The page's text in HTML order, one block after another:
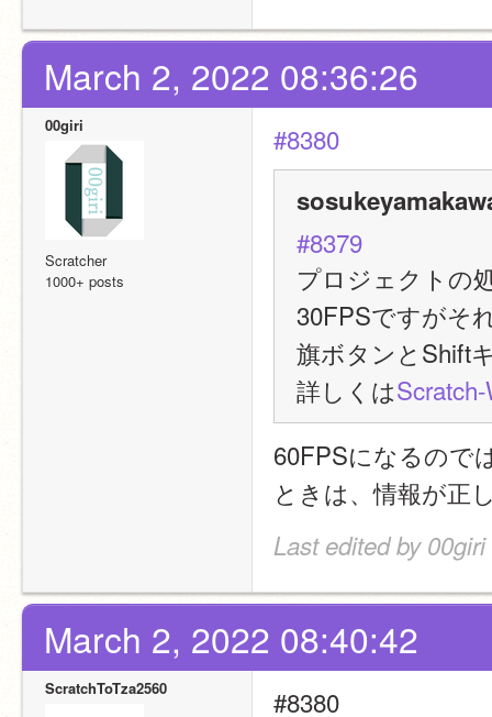
March 2, 2022 08:36:26
00giri
Scratcher
1000+ posts
#8380
#8379
プロジェクトの
30FPSですがそ
旗ボタンとShift
詳しくは
60FPSになるので
ときは、情報が正
Last edited by
March 2, 2022 08:40:42
ScratchToTza2560 #8380